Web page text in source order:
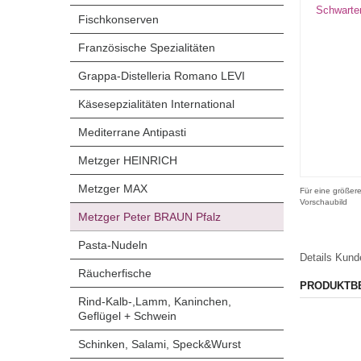
Für eine
Vorschaubild
Details
Fischkonserven
Französische Spezialitäten
Grappa-Distelleria Romano LEVI
Käsesepzialitäten International
Mediterrane Antipasti
Metzger HEINRICH
Metzger MAX
Metzger Peter BRAUN Pfalz
Pasta-Nudeln
Räucherfische
Rind-Kalb-,Lamm, Kaninchen,
Geflügel + Schwein
Schinken, Salami, Speck&Wurst